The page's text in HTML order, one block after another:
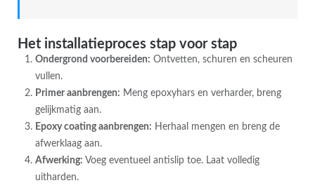
Het installatieproces stap voor stap
Ondergrond voorbereiden: Ontvetten, schuren en scheuren
vullen.
Primer aanbrengen: Meng epoxyhars en verharder, breng
gelijkmatig aan.
Epoxy coating aanbrengen: Herhaal mengen en breng de
afwerklaag aan.
Afwerking: Voeg eventueel antislip toe. Laat volledig
uitharden.